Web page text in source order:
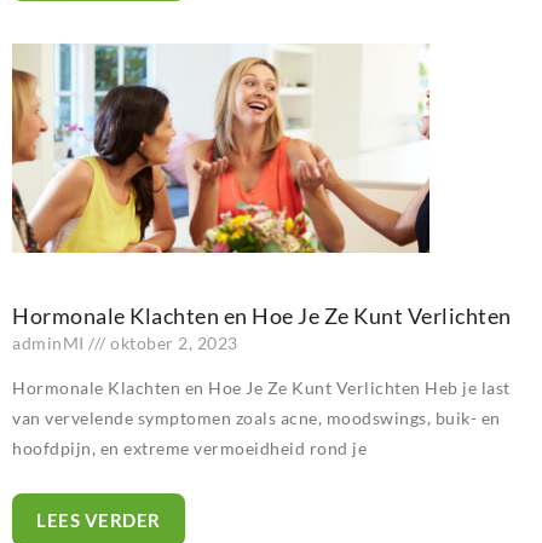
Hormonale Klachten en Hoe Je Ze Kunt Verlichten
adminMI oktober 2, 2023
Hormonale Klachten en Hoe Je Ze Kunt Verlichten Heb je last
van vervelende symptomen zoals acne, moodswings, buik- en
hoofdpijn, en extreme vermoeidheid rond je
LEES VERDER